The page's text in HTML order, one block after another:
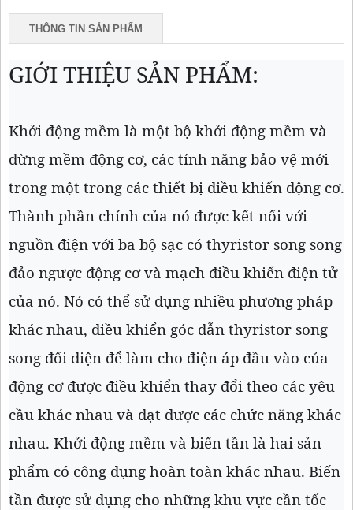
THÔNG TIN SẢN PHẨM
GIỚI THIỆU SẢN PHẨM:
Khởi động mềm là một bộ khởi động mềm và
dừng mềm động cơ, các tính năng bảo vệ mới
trong một trong các thiết bị điều khiển động cơ.
Thành phần chính của nó được kết nối với
nguồn điện với ba bộ sạc có thyristor song song
đảo ngược động cơ và mạch điều khiển điện tử
của nó. Nó có thể sử dụng nhiều phương pháp
khác nhau, điều khiển góc dẫn thyristor song
song đối diện để làm cho điện áp đầu vào của
động cơ được điều khiển thay đổi theo các yêu
cầu khác nhau và đạt được các chức năng khác
nhau. Khởi động mềm và biến tần là hai sản
phẩm có công dụng hoàn toàn khác nhau. Biến
tần được sử dụng cho những khu vực cần tốc